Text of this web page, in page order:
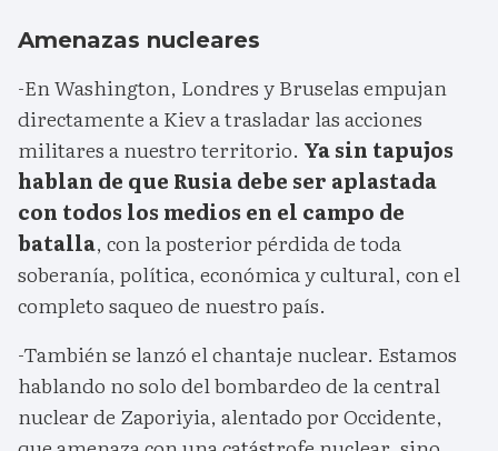
Amenazas nucleares
-En Washington, Londres y Bruselas empujan
directamente a Kiev a trasladar las acciones
militares a nuestro territorio. Ya sin tapujos
hablan de que Rusia debe ser aplastada
con todos los medios en el campo de
batalla, con la posterior pérdida de toda
soberanía, política, económica y cultural, con el
completo saqueo de nuestro país.
-También se lanzó el chantaje nuclear. Estamos
hablando no solo del bombardeo de la central
nuclear de Zaporiyia, alentado por Occidente,